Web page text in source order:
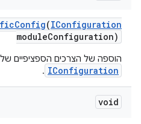
Config(IConfiguration
moduleConfiguration)
הוספה של הצרכים הספציפיים
IConfiguration
.
void